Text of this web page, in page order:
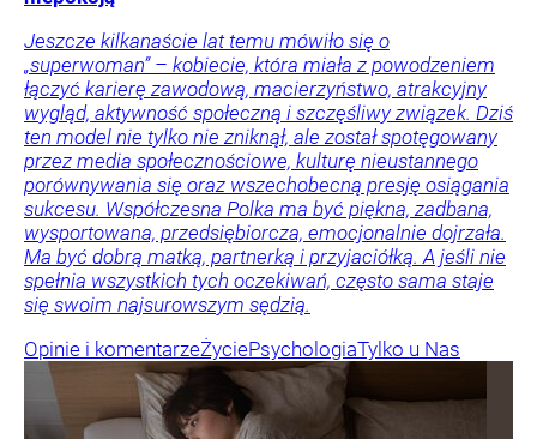
Jeszcze kilkanaście lat temu mówiło się o
„superwoman” – kobiecie, która miała z powodzeniem
łączyć karierę zawodową, macierzyństwo, atrakcyjny
wygląd, aktywność społeczną i szczęśliwy związek. Dziś
ten model nie tylko nie zniknął, ale został spotęgowany
przez media społecznościowe, kulturę nieustannego
porównywania się oraz wszechobecną presję osiągania
sukcesu. Współczesna Polka ma być piękna, zadbana,
wysportowana, przedsiębiorcza, emocjonalnie dojrzała.
Ma być dobrą matką, partnerką i przyjaciółką. A jeśli nie
spełnia wszystkich tych oczekiwań, często sama staje
się swoim najsurowszym sędzią.
Opinie i komentarzeŻyciePsychologiaTylko u Nas